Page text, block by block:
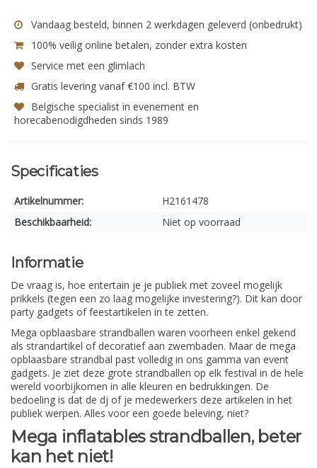
Vandaag besteld, binnen 2 werkdagen geleverd (onbedrukt)
100% veilig online betalen, zonder extra kosten
Service met een glimlach
Gratis levering vanaf €100 incl. BTW
Belgische specialist in evenement en
horecabenodigdheden sinds 1989
Specificaties
Artikelnummer:
H2161478
Beschikbaarheid:
Niet op voorraad
Informatie
De vraag is, hoe entertain je je publiek met zoveel mogelijk
prikkels (tegen een zo laag mogelijke investering?). Dit kan door
party gadgets of feestartikelen in te zetten.
Mega opblaasbare strandballen waren voorheen enkel gekend
als strandartikel of decoratief aan zwembaden. Maar de mega
opblaasbare strandbal past volledig in ons gamma van event
gadgets. Je ziet deze grote strandballen op elk festival in de hele
wereld voorbijkomen in alle kleuren en bedrukkingen. De
bedoeling is dat de dj of je medewerkers deze artikelen in het
publiek werpen. Alles voor een goede beleving, niet?
Mega inflatables strandballen, beter
kan het niet!